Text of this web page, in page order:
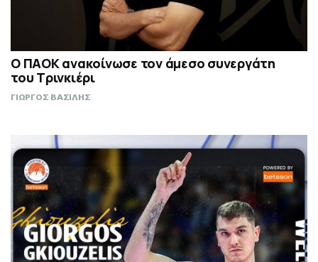
Ο ΠΑΟΚ ανακοίνωσε τον άμεσο συνεργάτη
του Τρινκιέρι
ΓΙΩΡΓΟΣ ΒΑΣΙΛΗΣ